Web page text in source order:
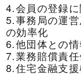
4.会員の登録
5.事務局の運
の効率化
6.他団体との
7.業務賠償責
8.住宅金融支